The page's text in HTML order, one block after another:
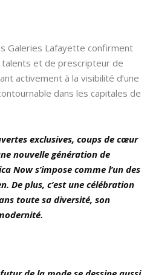
Galeries Lafayette confirment
et de prescripteur de
activement à la visibilité d’une
dans les capitales de
exclusives, coups de cœur
nouvelle génération de
Now s’impose comme l’un des
De plus, c’est une célébration
toute sa diversité, son